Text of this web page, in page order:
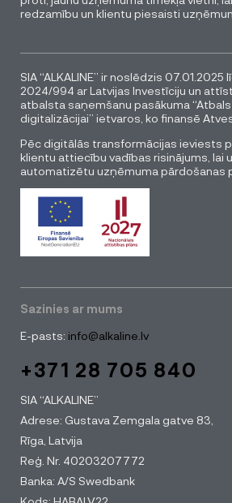
redzamību un klientu piesaisti
SIA “ALKALINE” ir noslēdzis 07.01.2025
2024/994 ar Latvijas Investīciju un
atbalsta saņemšanu pasākuma
digitalizācijai” ietvaros, ko finansē
Pēc digitālās transformācijas ieviests
klientu attiecību vadības risinājums, lai
automatizētu uzņēmuma pārdošanas
Sazinies ar mums
E-pasts: info@alkaline.lv
+371 28 705 840
SIA “ALKALINE”
Adrese: Gustava Zemgala gatve 83,
Rīga, Latvija
Reģ. Nr. 40203207772
Banka: A/S Swedbank